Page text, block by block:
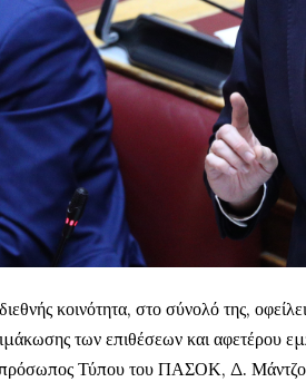
κοινότητα, στο σύνολό της,
των επιθέσεων και αφετέρου
Τύπου του ΠΑΣΟΚ, Δ.